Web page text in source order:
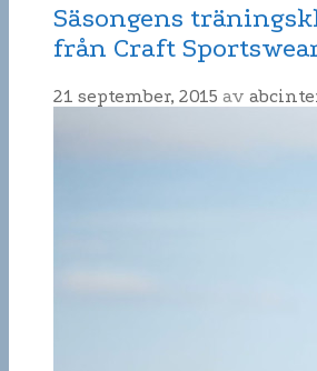
Säsongens
från Craft
21 september, 2015 av